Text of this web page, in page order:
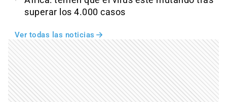
superar los 4.000 casos
Ver todas las noticias